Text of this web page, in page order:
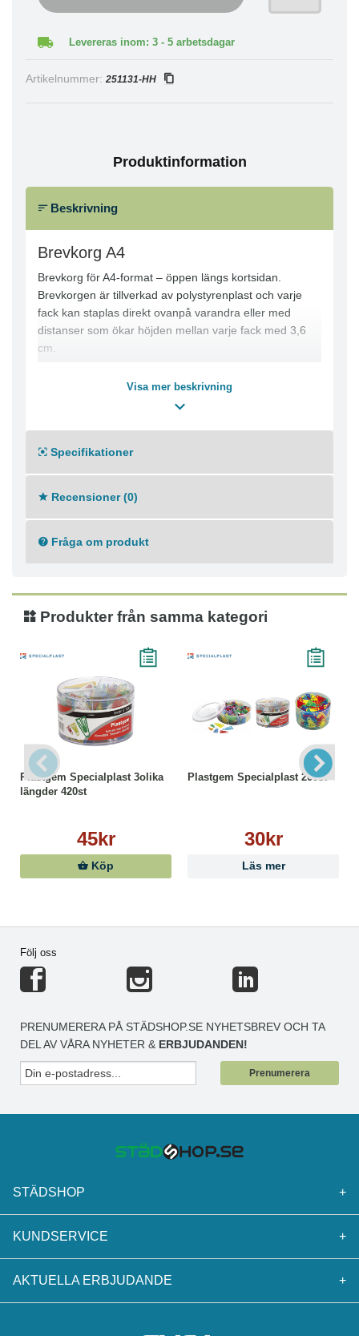
Levereras inom: 3 - 5 arbetsdagar
Artikelnummer: 251131-HH
Produktinformation
Beskrivning
Brevkorg A4
Brevkorg för A4-format – öppen längs kortsidan.
Brevkorgen är tillverkad av polystyrenplast och varje
fack kan staplas direkt ovanpå varandra eller med
distanser som ökar höjden mellan varje fack med 3,6
cm.
Invändiga mått: HxBxD 5,5 x 23,7 x 33 cm
Mycket praktisk brevkorg med bred öppning som gör
det enklare att sortera, hitta och hantera brevkorgens
Kan innehålla dokument på upp till 24 x 32 cm i storlek
Kan ovanpå varandra eller med hjälp av distanser
Visa mer beskrivning
Specifikationer
Recensioner (0)
Fråga om produkt
Produkter från samma kategori
Plastgem Specialplast 3olika
längder 420st
45kr
Köp
Plastgem Specialplast 200st
30kr
Läs mer
Följ oss
PRENUMERERA PÅ STÄDSHOP.SE NYHETSBREV OCH TA
DEL AV VÅRA NYHETER & ERBJUDANDEN!
Prenumerera
STÄDSHOP +
KUNDSERVICE +
AKTUELLA ERBJUDANDE +